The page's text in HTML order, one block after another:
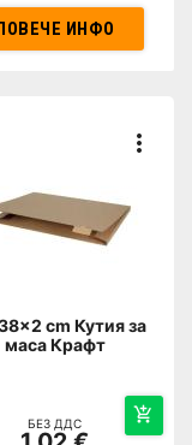
ИНФО
cm Кутия за
маса Крафт
БЕЗ ДДС